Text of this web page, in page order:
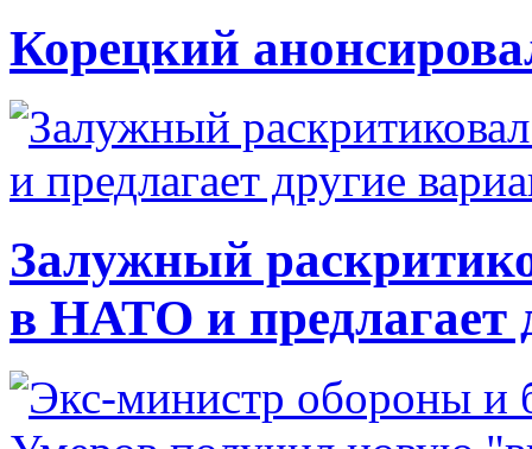
Корецкий
Залужный
в НАТО и предлагает